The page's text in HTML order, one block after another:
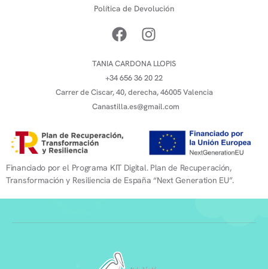
Política de Devolución
TANIA CARDONA LLOPIS
+34 656 36 20 22
Carrer de Ciscar, 40, derecha, 46005 Valencia
Canastilla.es@gmail.com
Financiado por el Programa KIT Digital. Plan de Recuperación,
Transformación y Resiliencia de España “Next Generation EU”.